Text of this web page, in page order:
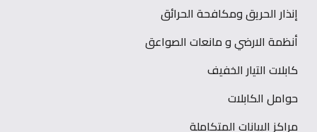
إنذار الحريق ومكافحة الحرائق
أنظمة الارضي و مانعات الصواعق
كابلات التيار الخفيف
حوامل الكابلات
مراكز البيانات المتكاملة